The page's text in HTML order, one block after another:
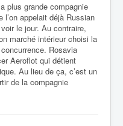
plus grande compagnie
appelait déjà Russian
le jour. Au contraire,
marché intérieur choisi la
Rosavia
Aeroflot qui détient
Au lieu de ça, c’est un
de la compagnie